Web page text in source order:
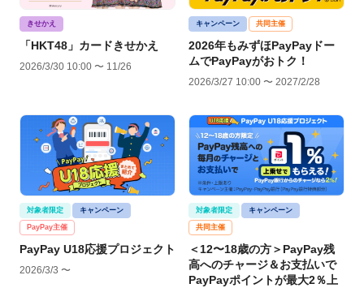
きせかえ
「HKT48」カードきせかえ
2026/3/30 10:00 〜 11/26
キャンペーン 共同主催
2026年もみずほPayPayドー
ムでPayPayがおトク！
2026/3/27 10:00 〜 2027/2/28
対象者限定 キャンペーン
PayPay主催
PayPay U18応援プロジェクト
2026/3/3 〜
対象者限定 キャンペーン
共同主催
＜12〜18歳の方＞PayPay残
高へのチャージ＆お支払いで
PayPayポイントが最大2％上